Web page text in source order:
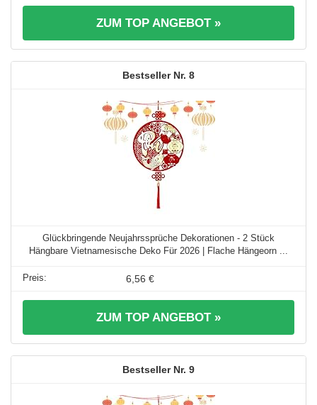
ZUM TOP ANGEBOT »
8
Glückbringende Neujahrssprüche Dekorationen - 2 Stück
Hängbare Vietnamesische Deko Für 2026 | Flache Hängeorn ...
6,56 €
ZUM TOP ANGEBOT »
9